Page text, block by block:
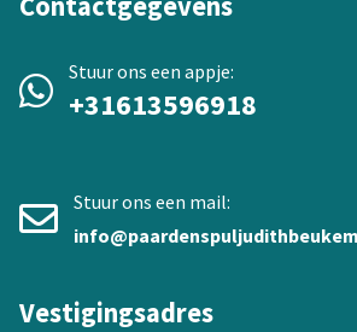
Stuur ons een appje:
+31613596918
Stuur ons een mail:
Vestigingsadres